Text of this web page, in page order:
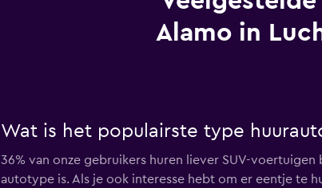
Alamo in
Wat is het populairste type
36% van onze gebruikers huren liever SUV-
autotype is. Als je ook interesse hebt om er eentje te